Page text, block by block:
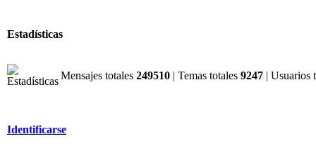
Estadísticas
Mensajes totales 249510 | Temas totales 9247 | Usuarios
Identificarse